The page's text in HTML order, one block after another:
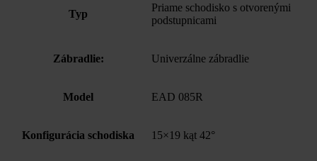
Typ
Priame schodisko s otvorenými
podstupnicami
Zábradlie: Univerzálne zábradlie
Model EAD 085R
Konfigurácia schodiska 15×19 kąt 42°